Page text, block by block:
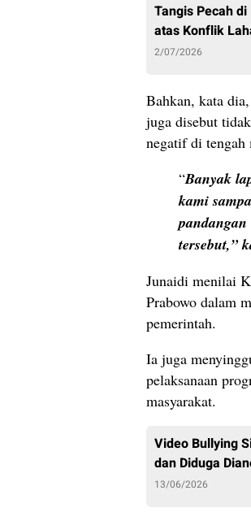
Tangis Pecah
atas Konflik
2/07/2026
Bahkan, kata
juga disebut
negatif di tengah
“Banyak
kami
tersebut,”
Junaidi menilai
Prabowo dalam
pemerintah.
Ia juga
pelaksanaan
masyarakat.
Video Bullying
dan Diduga
13/06/2026